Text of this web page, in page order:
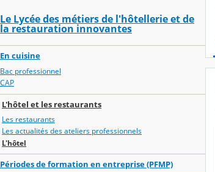
Le Lycée des métiers de l'hôtellerie et de
la restauration innovantes
En cuisine
Bac professionnel
CAP
L'hôtel et les restaurants
Les restaurants
Les actualités des ateliers professionnels
L'hôtel
Périodes de formation en entreprise (PFMP)